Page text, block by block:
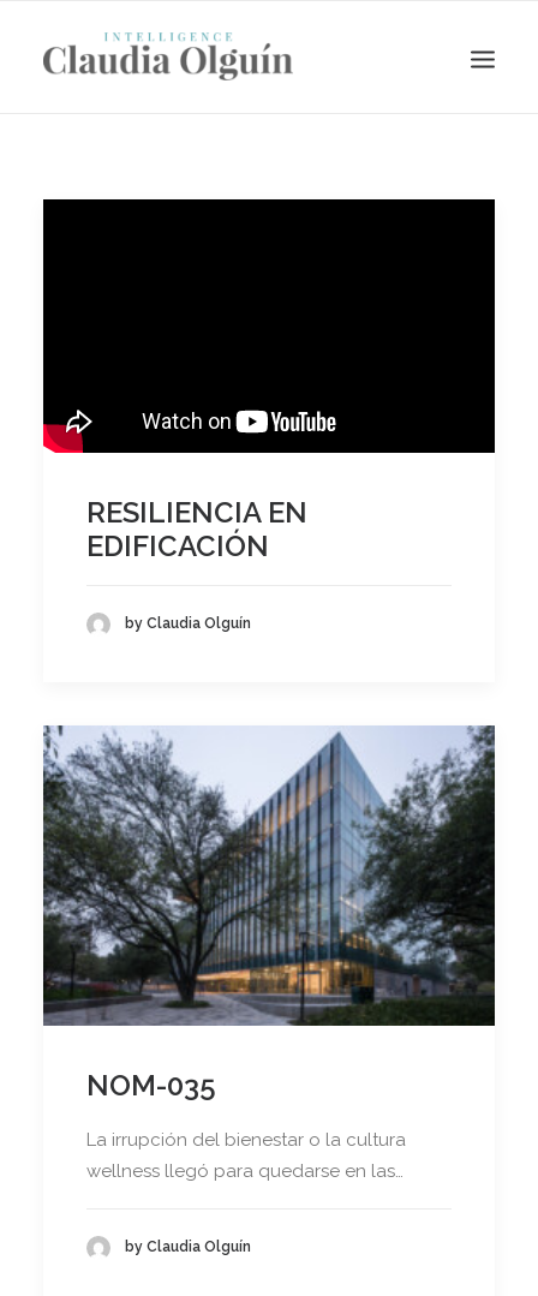
Search
RESILIENCIA EN
EDIFICACIÓN
by Claudia Olguín
NOM-035
La irrupción del bienestar o la cultura
wellness llegó para quedarse en las…
by Claudia Olguín